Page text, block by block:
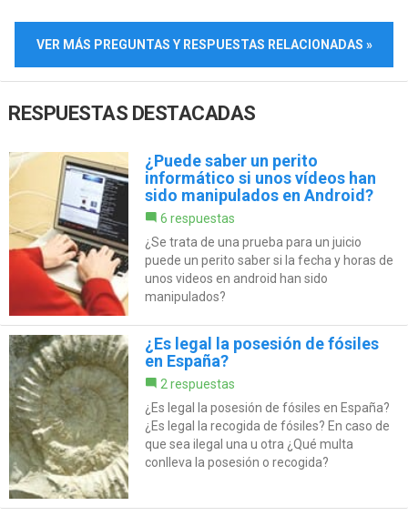
VER MÁS PREGUNTAS Y RESPUESTAS RELACIONADAS »
RESPUESTAS DESTACADAS
¿Puede saber un perito
informático si unos vídeos han
sido manipulados en Android?
6 respuestas
¿Se trata de una prueba para un juicio
puede un perito saber si la fecha y horas de
unos videos en android han sido
manipulados?
¿Es legal la posesión de fósiles
en España?
2 respuestas
¿Es legal la posesión de fósiles en España?
¿Es legal la recogida de fósiles? En caso de
que sea ilegal una u otra ¿Qué multa
conlleva la posesión o recogida?